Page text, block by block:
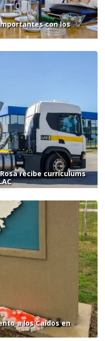
con los
recibe currículums
a los Caídos en